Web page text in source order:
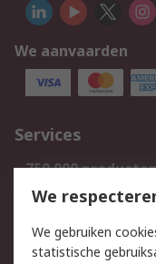
We aanvaarden
Services
750.000
Bestellen
Track & Trace
We
We gebruiken
statistische